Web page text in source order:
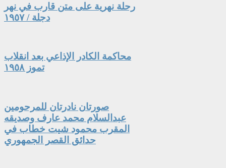
رحلة نهرية على متن قارب في نهر
دجلة / ١٩٥٧
محاكمة الكادر الإذاعي بعد انقلاب
تموز ١٩٥٨
صورتان نادرتان للمرحومين
عبدالسلام محمد عارف وصديقه
المقرب محمود شيت خطاب في
حدائق القصر الجمهوري